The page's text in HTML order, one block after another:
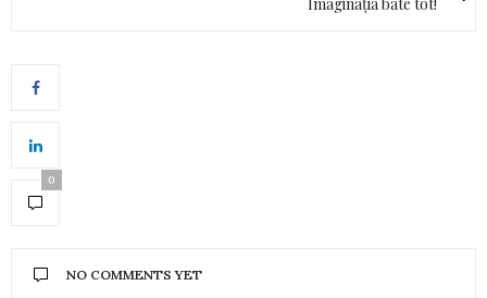
Imaginația bate tot!
0
NO COMMENTS YET